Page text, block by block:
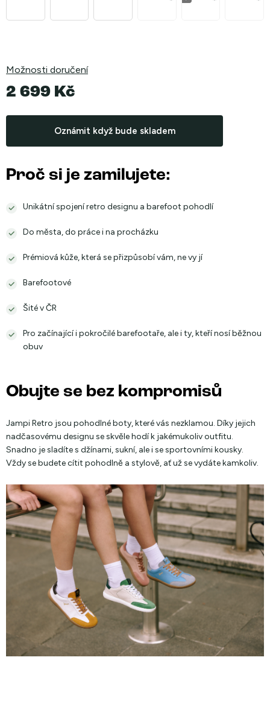
Možnosti doručení
2 699 Kč
cena:
Oznámit když bude skladem
Proč si je zamilujete:
Unikátní spojení retro designu a barefoot pohodlí
Do města, do práce i na procházku
Prémiová kůže, která se přizpůsobí vám, ne vy jí
Barefootové
Šité v ČR
Pro začínající i pokročilé barefootaře, ale i ty, kteří nosí běžnou
obuv
Obujte se bez kompromisů
Jampi Retro jsou pohodlné boty, které vás nezklamou. Díky jejich
nadčasovému designu se skvěle hodí k jakémukoliv outfitu.
Snadno je sladíte s džínami, sukní, ale i se sportovními kousky.
Vždy se budete cítit pohodlně a stylově, ať už se vydáte kamkoliv.